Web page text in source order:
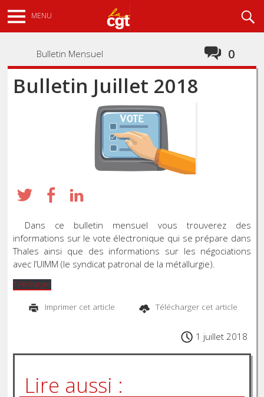
au
contenu
MENU
0
Bulletin Mensuel
Bulletin Juillet 2018
Dans ce bulletin mensuel vous trouverez des
informations sur le vote électronique qui se prépare dans
Thales ainsi que des informations sur les négociations
avec l’UIMM (le syndicat patronal de la métallurgie).
Télécharger
Imprimer cet article Télécharger cet article
1 juillet 2018
Lire aussi :